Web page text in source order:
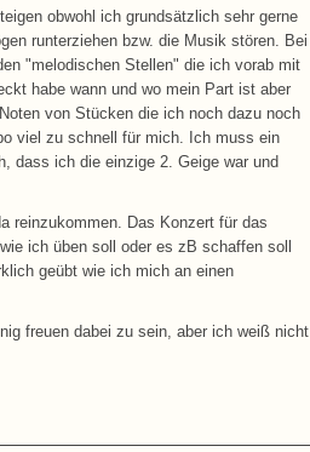
obwohl ich grundsätzlich sehr gerne
runterziehen bzw. die Musik stören. Bei
"melodischen Stellen" die ich vorab mit
habe wann und wo mein Part ist aber
von Stücken die ich noch dazu noch
viel zu schnell für mich. Ich muss ein
dass ich die einzige 2. Geige war und
reinzukommen. Das Konzert für das
ich üben soll oder es zB schaffen soll
geübt wie ich mich an einen
freuen dabei zu sein, aber ich weiß nicht